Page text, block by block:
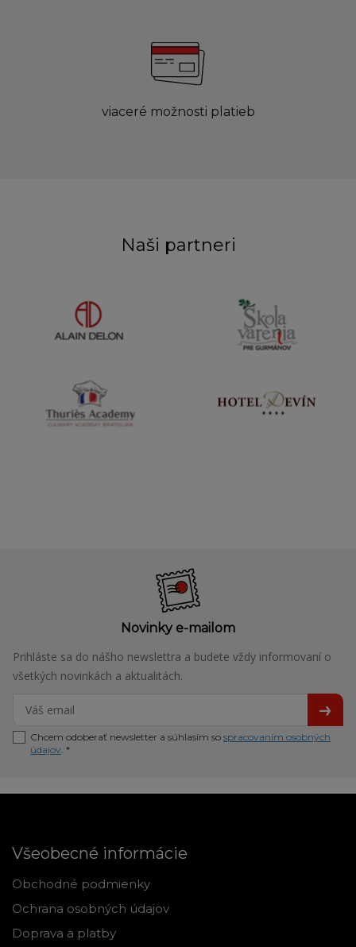
viaceré možnosti platieb
Naši partneri
Novinky e-mailom
Prihláste sa do nášho newslettra a budete vždy informovaní o
všetkých novinkách a aktualitách.
Chcem odoberať newsletter a súhlasím so spracovaním osobných
údajov. *
Všeobecné informácie
Obchodné podmienky
Ochrana osobných údajov
Doprava a platby